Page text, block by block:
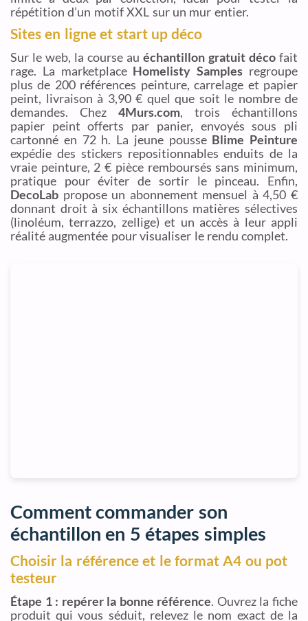
répétition d’un motif XXL sur un mur entier.
Sites en ligne et start up déco
Sur le web, la course au échantillon gratuit déco fait
rage. La marketplace Homelisty Samples regroupe
plus de 200 références peinture, carrelage et papier
peint, livraison à 3,90 € quel que soit le nombre de
demandes. Chez 4Murs.com, trois échantillons
papier peint offerts par panier, envoyés sous pli
cartonné en 72 h. La jeune pousse Blime Peinture
expédie des stickers repositionnables enduits de la
vraie peinture, 2 € pièce remboursés sans minimum,
pratique pour éviter de sortir le pinceau. Enfin,
DecoLab propose un abonnement mensuel à 4,50 €
donnant droit à six échantillons matières sélectives
(linoléum, terrazzo, zellige) et un accès à leur appli
réalité augmentée pour visualiser le rendu complet.
Comment commander son
échantillon en 5 étapes simples
Choisir la référence et le format A4 ou pot
testeur
Étape 1 : repérer la bonne référence. Ouvrez la fiche
produit qui vous séduit, relevez le nom exact de la